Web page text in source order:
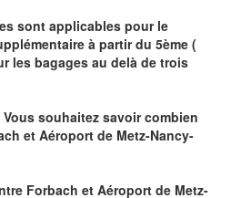
sont applicables pour le
à partir du 5ème (
les bagages au delà de trois
souhaitez savoircombien
et Aéroport de Metz-Nancy-
Forbach et Aéroport de Metz-